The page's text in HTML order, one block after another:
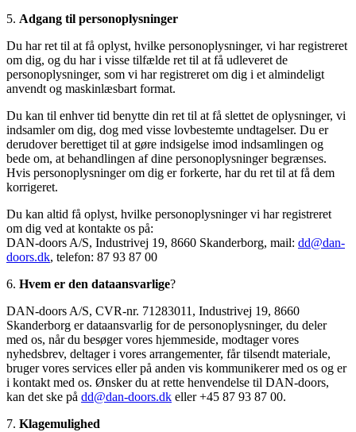
5. Adgang til personoplysninger
Du har ret til at få oplyst, hvilke personoplysninger, vi har registreret
om dig, og du har i visse tilfælde ret til at få udleveret de
personoplysninger, som vi har registreret om dig i et almindeligt
anvendt og maskinlæsbart format.
Du kan til enhver tid benytte din ret til at få slettet de oplysninger, vi
indsamler om dig, dog med visse lovbestemte undtagelser. Du er
derudover berettiget til at gøre indsigelse imod indsamlingen og
bede om, at behandlingen af dine personoplysninger begrænses.
Hvis personoplysninger om dig er forkerte, har du ret til at få dem
korrigeret.
Du kan altid få oplyst, hvilke personoplysninger vi har registreret
om dig ved at kontakte os på:
DAN-doors A/S, Industrivej 19, 8660 Skanderborg, mail: dd@dan-
doors.dk, telefon: 87 93 87 00
6. Hvem er den dataansvarlige?
DAN-doors A/S, CVR-nr. 71283011, Industrivej 19, 8660
Skanderborg er dataansvarlig for de personoplysninger, du deler
med os, når du besøger vores hjemmeside, modtager vores
nyhedsbrev, deltager i vores arrangementer, får tilsendt materiale,
bruger vores services eller på anden vis kommunikerer med os og er
i kontakt med os. Ønsker du at rette henvendelse til DAN-doors,
kan det ske på dd@dan-doors.dk eller +45 87 93 87 00.
7. Klagemulighed